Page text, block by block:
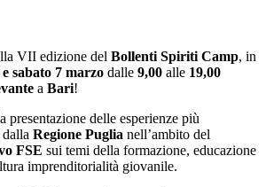
VII edizione del Bollenti Spiriti Camp, in
sabato 7 marzo dalle 9,00 alle 19,00
a Bari!
presentazione delle esperienze più
Regione Puglia nell’ambito del
FSE sui temi della formazione, educazione
imprenditorialità giovanile.